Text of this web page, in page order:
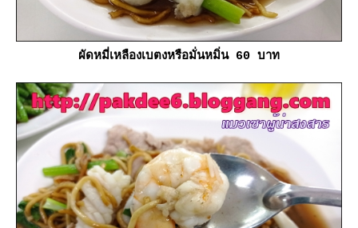
ผัดหมี่เหลืองเบตงหรือมั่นหมิ่น 60 บาท